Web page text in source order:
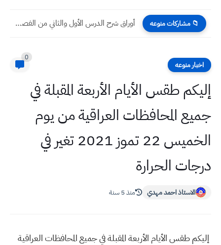
📁 مشاركات منوعه أوراق شرح الدرس الأول والثاني من الفصل السادس رياضيات الأول...
اخبار منوعه
0
إليكم طقس الأيام الأربعة المقبلة في
جميع المحافظات العراقية من يوم
الخميس 22 تموز 2021 تغير في
درجات الحرارة
الاستاذ احمد مهدي منذ 5 سنة
إليكم طقس الأيام الأربعة المقبلة في جميع المحافظات العراقية